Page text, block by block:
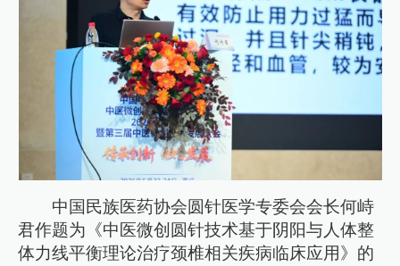
中国民族医药协会圆针医学专委会会长何峙
君作题为《中医微创圆针技术基于阴阳与人体整
体力线平衡理论治疗颈椎相关疾病临床应用》的